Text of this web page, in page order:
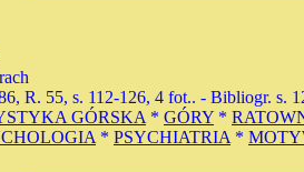
R. 55, s. 112-126, 4 fot.. - Bibliogr. s.
GÓRSKA * GÓRY *
* PSYCHIATRIA *